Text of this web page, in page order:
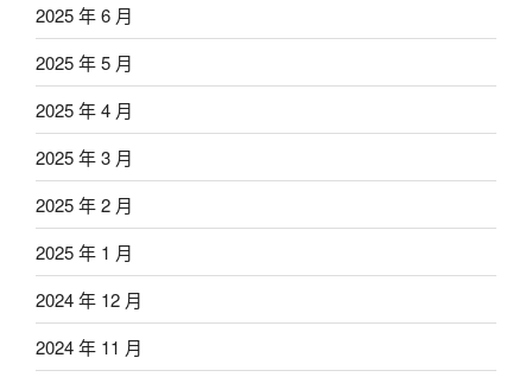
2025 年 6 月
2025 年 5 月
2025 年 4 月
2025 年 3 月
2025 年 2 月
2025 年 1 月
2024 年 12 月
2024 年 11 月